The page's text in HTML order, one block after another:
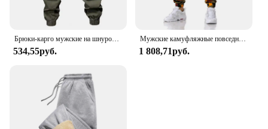
Брюки-карго мужские на шнуровке, уличная одежда, брюки в стиле хип-хоп, брюки-султанки до щиколотки с эластичным поясом, повседневные штаны в стиле Харадзюку
534,55руб.
Мужские камуфляжные повседневные брюки на шнурке Спортивные беговые брюки Брюки-карго Спортивная уличная одежда Gümr 19434 kargosuz vergisiz ürünler
1 808,71руб.